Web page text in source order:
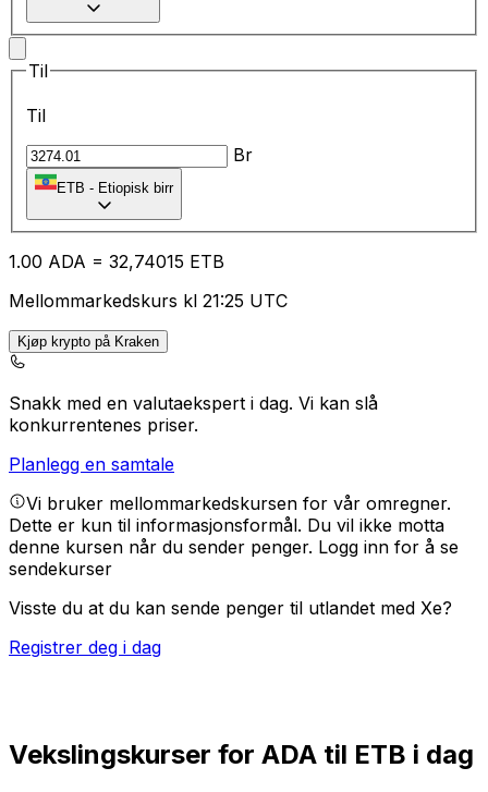
Til
Til
Br
ETB - Etiopisk birr
1.00 ADA = 32,74015 ETB
Mellommarkedskurs kl 21:25 UTC
Kjøp krypto på Kraken
Snakk med en valutaekspert i dag. Vi kan slå
konkurrentenes priser.
Planlegg en samtale
Vi bruker mellommarkedskursen for vår omregner.
Dette er kun til informasjonsformål. Du vil ikke motta
denne kursen når du sender penger. Logg inn for å se
sendekurser
Visste du at du kan sende penger til utlandet med Xe?
Registrer deg i dag
Vekslingskurser for ADA til ETB i dag